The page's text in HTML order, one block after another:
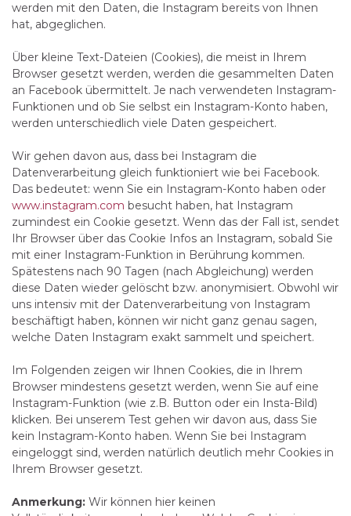
werden mit den Daten, die Instagram bereits von Ihnen
hat, abgeglichen.
Über kleine Text-Dateien (Cookies), die meist in Ihrem
Browser gesetzt werden, werden die gesammelten Daten
an Facebook übermittelt. Je nach verwendeten Instagram-
Funktionen und ob Sie selbst ein Instagram-Konto haben,
werden unterschiedlich viele Daten gespeichert.
Wir gehen davon aus, dass bei Instagram die
Datenverarbeitung gleich funktioniert wie bei Facebook.
Das bedeutet: wenn Sie ein Instagram-Konto haben oder
www.instagram.com besucht haben, hat Instagram
zumindest ein Cookie gesetzt. Wenn das der Fall ist, sendet
Ihr Browser über das Cookie Infos an Instagram, sobald Sie
mit einer Instagram-Funktion in Berührung kommen.
Spätestens nach 90 Tagen (nach Abgleichung) werden
diese Daten wieder gelöscht bzw. anonymisiert. Obwohl wir
uns intensiv mit der Datenverarbeitung von Instagram
beschäftigt haben, können wir nicht ganz genau sagen,
welche Daten Instagram exakt sammelt und speichert.
Im Folgenden zeigen wir Ihnen Cookies, die in Ihrem
Browser mindestens gesetzt werden, wenn Sie auf eine
Instagram-Funktion (wie z.B. Button oder ein Insta-Bild)
klicken. Bei unserem Test gehen wir davon aus, dass Sie
kein Instagram-Konto haben. Wenn Sie bei Instagram
eingeloggt sind, werden natürlich deutlich mehr Cookies in
Ihrem Browser gesetzt.
Anmerkung: Wir können hier keinen